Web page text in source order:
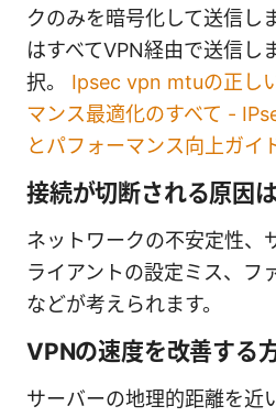
クのみを暗号化して送信し
はすべてVPN経由で送信し
択。 Ipsec vpn mtuの正し
マンス最適化のすべて -
とパフォーマンス向上ガイ
接続が切断される原因
ネットワークの不安定性、
ライアントの設定ミス、フ
などが考えられます。
VPNの速度を改善する
サーバーの地理的距離を近